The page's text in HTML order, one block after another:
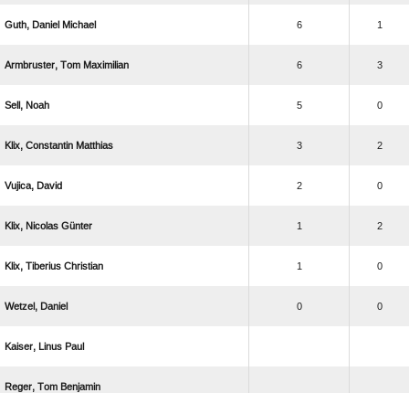
   6 1
   6 3
  5 0
   3 2
  2 0
   1 2
   1 0
  0 0
  
  